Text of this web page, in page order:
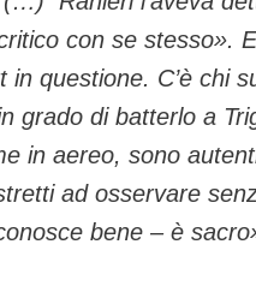
con se stesso».
questione. C’è chi
grado di batterlo a
in aereo, sono
ad osservare
bene – è